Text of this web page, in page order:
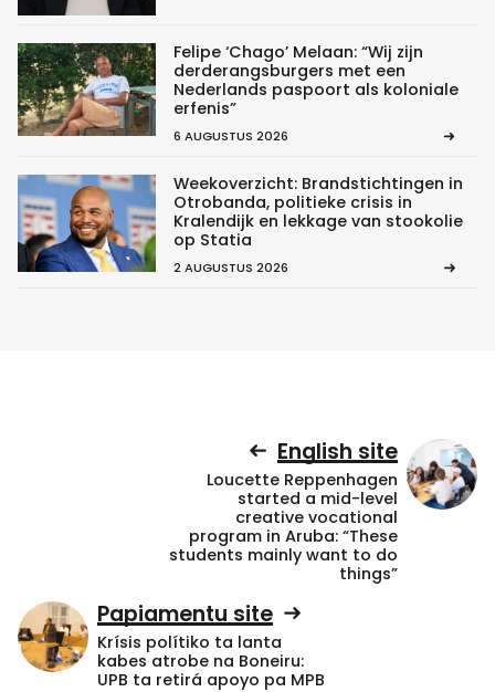
Felipe ‘Chago’ Melaan: “Wij zijn
derderangsburgers met een
Nederlands paspoort als koloniale
erfenis”
6 AUGUSTUS 2026
Weekoverzicht: Brandstichtingen in
Otrobanda, politieke crisis in
Kralendijk en lekkage van stookolie
op Statia
2 AUGUSTUS 2026
English site
Loucette Reppenhagen
started a mid-level
creative vocational
program in Aruba: “These
students mainly want to do
things”
Papiamentu site
Krísis polítiko ta lanta
kabes atrobe na Boneiru:
UPB ta retirá apoyo pa MPB